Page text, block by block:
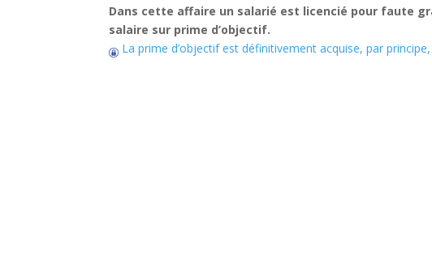
Dans cette affaire un salarié est licencié pour faute
salaire sur prime d’objectif.
La prime d’objectif est définitivement acquise, par principe,